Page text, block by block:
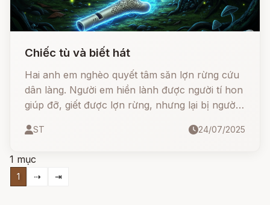
Chiếc tù và biết hát
Hai anh em nghèo quyết tâm săn lợn rừng cứu
dân làng. Người em hiền lành được người tí hon
giúp đỡ, giết được lợn rừng, nhưng lại bị người
như tội ác đã bị chôn vùi mãi mãi, thì nhiều năm
thật!
ST 24/07/2025
1 mục
1 ⇢ ⇥